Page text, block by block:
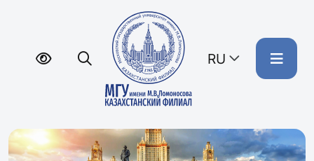
RU